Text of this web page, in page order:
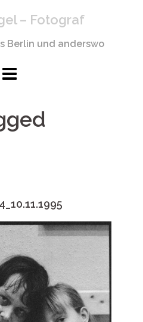
– Fotograf
Berlin und anderswo